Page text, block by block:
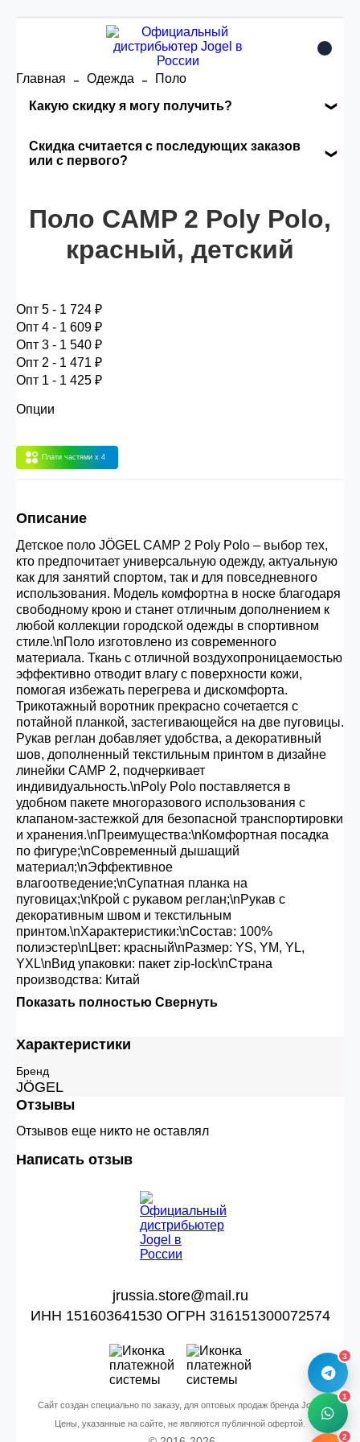
Главная Одежда
Поло
Какую скидку я могу получить?
заказа, общая сумма заказа считается по
розничной цене
Опт 4(30%) -
30.000 рублей.
Опт 1 (38%) -
сумма всех заказов за 6 месяцев -
400.000 рублей.
Скидка считается с последующих заказов
или с первого?
автоматически активизируется в корзине вашего
заказа.
Поло CAMP 2 Poly Polo,
красный, детский
Опт 5 - 1 724 ₽
Опт 4 - 1 609 ₽
Опт 3 - 1 540 ₽
Опт 2 - 1 471 ₽
Опт 1 - 1 425 ₽
Опции
Плати частями x 4
Описание
Детское поло JÖGEL CAMP 2 Poly Polo – выбор тех,
кто предпочитает универсальную одежду, актуальную
как для занятий спортом, так и для повседневного
использования. Модель комфортна в носке благодаря
свободному крою и станет отличным дополнением к
любой коллекции городской одежды в спортивном
стиле.\nПоло изготовлено из современного
материала. Ткань с отличной воздухопроницаемостью
эффективно отводит влагу с поверхности кожи,
помогая избежать перегрева и дискомфорта.
Трикотажный воротник прекрасно сочетается с
потайной планкой, застегивающейся на две пуговицы.
Рукав реглан добавляет удобства, а декоративный
шов, дополненный текстильным принтом в дизайне
линейки CAMP 2, подчеркивает
индивидуальность.\nPoly Polo поставляется в
удобном пакете многоразового использования с
клапаном-застежкой для безопасной транспортировки
и хранения.\nПреимущества:\nКомфортная посадка
по фигуре;\nСовременный дышащий
материал;\nЭффективное
влагоотведение;\nСупатная планка на
пуговицах;\nКрой с рукавом реглан;\nРукав с
декоративным швом и текстильным
принтом.\nХарактеристики:\nСостав: 100%
полиэстер\nЦвет: красный\nРазмер: YS, YM, YL,
YXL\nВид упаковки: пакет zip-lock\nСтрана
производства: Китай
Показать полностью Свернуть
Характеристики
Бренд
JÖGEL
Отзывы
Отзывов еще никто не оставлял
Написать отзыв
jrussia.store@mail.ru
ИНН 151603641530 ОГРН 316151300072574
Сайт создан специально по заказу, для оптовых продаж бренда Jogel
Цены, указанные на сайте, не являются публичной офертой.
3
1
2